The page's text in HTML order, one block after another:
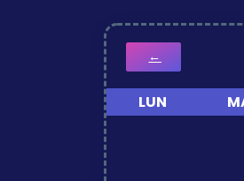
←
LUN